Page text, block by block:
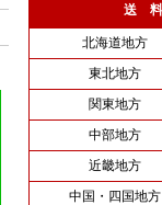
送
北海道地方
東北地方
関東地方
中部地方
近畿地方
中国・四国地方